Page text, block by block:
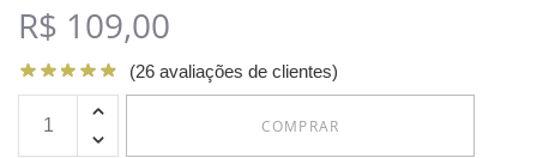
R$ 109,00
(26 avaliações de clientes)
COMPRAR